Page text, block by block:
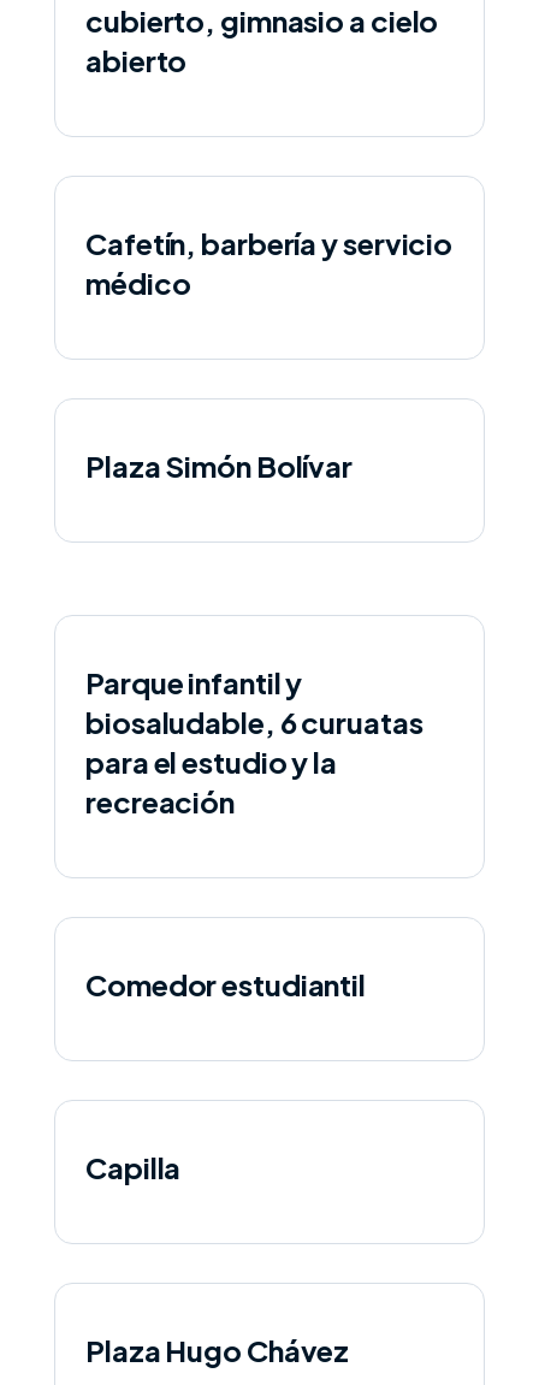
cubierto, gimnasio a cielo
abierto
Cafetín, barbería y servicio
médico
Plaza Simón Bolívar
Parque infantil y
biosaludable, 6 curuatas
para el estudio y la
recreación
Comedor estudiantil
Capilla
Plaza Hugo Chávez